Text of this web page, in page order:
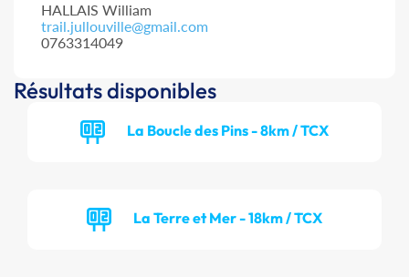
HALLAIS William
trail.jullouville@gmail.com
0763314049
Résultats disponibles
La Boucle des Pins - 8km / TCX
La Terre et Mer - 18km / TCX